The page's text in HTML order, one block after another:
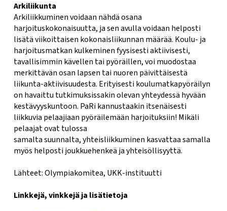
Arkiliikunta
Arkiliikkuminen voidaan nähdä osana
harjoituskokonaisuutta, ja sen avulla voidaan helposti
lisätä viikoittaisen kokonaisliikunnan määrää. Koulu- ja
harjoitusmatkan kulkeminen fyysisesti aktiivisesti,
tavallisimmin kävellen tai pyöräillen, voi muodostaa
merkittävän osan lapsen tai nuoren päivittäisestä
liikunta-aktiivisuudesta. Erityisesti koulumatkapyöräilyn
on havaittu tutkimuksissakin olevan yhteydessä hyvään
kestävyyskuntoon. PaRi kannustaakin itsenäisesti
liikkuvia pelaajiaan pyöräilemään harjoituksiin! Mikäli
pelaajat ovat tulossa
samalta suunnalta, yhteisliikkuminen kasvattaa samalla
myös helposti joukkuehenkeä ja yhteisöllisyyttä.
Lähteet: Olympiakomitea, UKK-instituutti
Linkkejä, vinkkejä ja lisätietoja